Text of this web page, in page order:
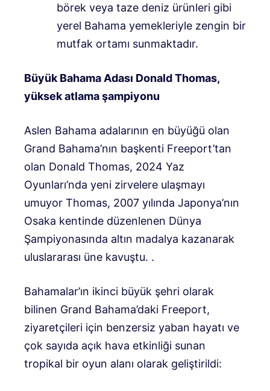
börek veya taze deniz ürünleri gibi
yerel Bahama yemekleriyle zengin bir
mutfak ortamı sunmaktadır.
Büyük Bahama Adası Donald Thomas,
yüksek atlama şampiyonu
Aslen Bahama adalarının en büyüğü olan
Grand Bahama’nın başkenti Freeport’tan
olan Donald Thomas, 2024 Yaz
Oyunları’nda yeni zirvelere ulaşmayı
umuyor Thomas, 2007 yılında Japonya’nın
Osaka kentinde düzenlenen Dünya
Şampiyonasında altın madalya kazanarak
uluslararası üne kavuştu. .
Bahamalar’ın ikinci büyük şehri olarak
bilinen Grand Bahama’daki Freeport,
ziyaretçileri için benzersiz yaban hayatı ve
çok sayıda açık hava etkinliği sunan
tropikal bir oyun alanı olarak geliştirildi: